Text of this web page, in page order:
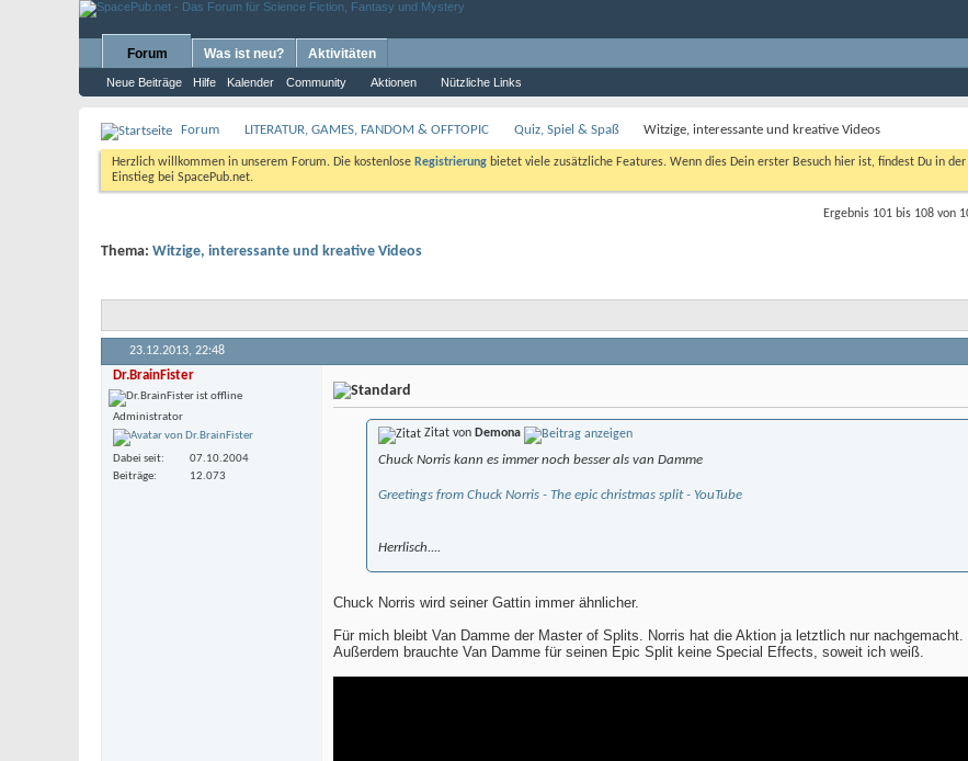
Forum
Neue Beiträge Hilfe Kalender Community Aktionen Nützliche Links
Was ist neu? Aktivitäten
Forum LITERATUR, GAMES, FANDOM & OFFTOPIC Quiz, Spiel & Spaß Witzige, interessante und kreative Videos
Herzlich willkommen in unserem Forum. Die kostenlose Registrierung bietet viele zusätzliche Features. Wenn dies Dein erster Besuch hier ist, findest Du in der
Einstieg bei SpacePub.net.
Ergebnis 101 bis 108 von
Thema: Witzige, interessante und kreative Videos
23.12.2013, 22:48
Dr.BrainFister
Administrator
Dabei seit
07.10.2004
Beiträge
12.073
Zitat von Demona
Chuck Norris kann es immer noch besser als van Damme
Greetings from Chuck Norris - The epic christmas split - YouTube
Herrlisch....
Chuck Norris wird seiner Gattin immer ähnlicher.
Für mich bleibt Van Damme der Master of Splits. Norris hat die Aktion ja letztlich nur
Außerdem brauchte Van Damme für seinen Epic Split keine Special Effects, soweit ich weiß.